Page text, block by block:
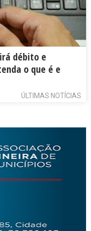
débito e
o que é e
ÚLTIMAS NOTÍCIAS